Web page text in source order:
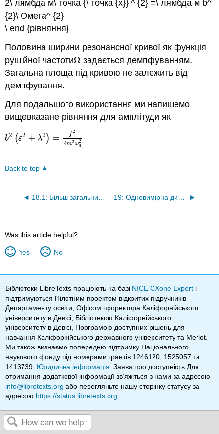
2\ лямбда м\ точка {\ точка {x}} ^ {2} =\ лямбда м b^
{2}\ Омега^ {2}
\ end {рівняння}
Половина ширини резонансної кривої як функція
рушійної частотиΩ
Ω задається демпфуванням.
Загальна площа під кривою не залежить від
демпфування.
Для подальшого використання ми напишемо
вищевказане рівняння для амплітуди як
b2 (ε2 + λ2 ) = f 2
4m2 ω2
0
b2 (ε2 +λ 2)= 24 m2ω0
Back to top
18.1: Більш загальний енергетичний обмін 19: Одновимірна динаміка кристалів
Was this article helpful?
Yes No
Бібліотеки LibreTexts працюють на базі NICE CXone Expert і
підтримуються Пілотним проектом відкритих підручників
Департаменту освіти, Офісом проректора Каліфорнійського
університету в Девісі, Бібліотекою Каліфорнійського
університету в Девісі, Програмою доступних рішень для
навчання Каліфорнійського державного університету та Merlot.
Ми також визнаємо попередню підтримку Національного
наукового фонду під номерами грантів 1246120, 1525057 та
1413739. Юридична інформація . Заява про доступність Для
отримання додаткової інформації зв’яжіться з нами за адресою
info@libretexts.org або перегляньте нашу сторінку статусу за
адресою https://status.libretexts.org